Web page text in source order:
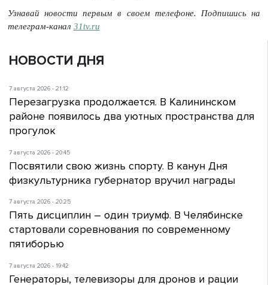
Узнавай новости первым в своем телефоне. Подпишись на
телеграм-канал 31tv.ru
НОВОСТИ ДНЯ
7 августа 2026 - 21:12
Перезагрузка продолжается. В Калининском
районе появилось два уютных пространства для
прогулок
7 августа 2026 - 20:45
Посвятили свою жизнь спорту. В канун Дня
физкультурника губернатор вручил награды
7 августа 2026 - 20:25
Пять дисциплин – один триумф. В Челябинске
стартовали соревнования по современному
пятиборью
7 августа 2026 - 19:42
Генераторы, телевизоры для дронов и рации